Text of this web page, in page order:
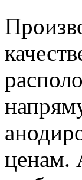
ценам.